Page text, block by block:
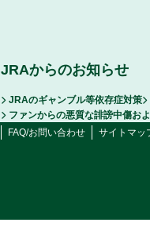
JRAからのお知らせ
JRAのギャンブル等依存症対策
ファンからの悪質な誹謗中傷お
FAQ/お問い合わせ
サイトマッ